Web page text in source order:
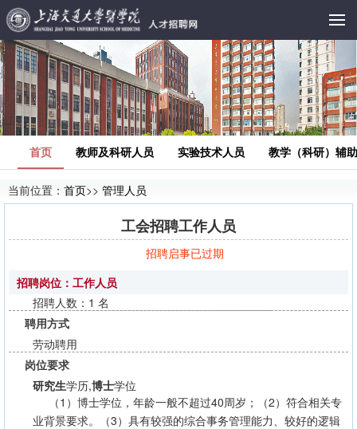
首页 教师及科研人员 实验技术人员 教学（科研）辅
当前位置： 首页>> 管理人员
工会招聘工作人员
招聘启事已过期
招聘岗位：工作人员
招聘人数：1 名
聘用方式
劳动聘用
岗位要求
研究生学历,博士学位
（1）博士学位，年龄一般不超过40周岁；（2）符合相关专
业背景要求。（3）具有较强的综合事务管理能力、较好的逻辑